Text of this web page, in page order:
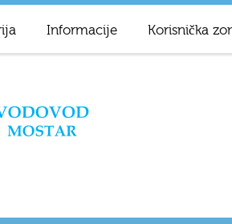
Informacije Korisnička